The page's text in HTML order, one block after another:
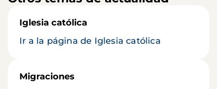
Iglesia católica
Ir a la página de Iglesia católica
Migraciones